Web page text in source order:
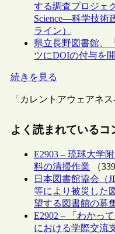
する調査プロジェ
Science―科学技術
ライン）
県立長野図書館、
ツにDOIの付与を
続きを見る
「カレントアウェアネス
よく読まれているコ
E2903 – 琉球大学
料の清掃作業 （339
日本図書館協会（
等により被災した
望する図書館の募
E2902 – 「わかっ
における学際交流